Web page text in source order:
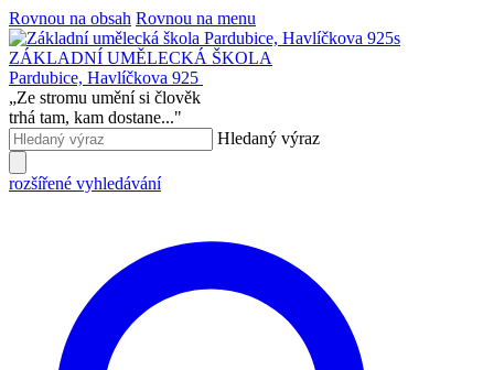
Rovnou na obsah Rovnou na menu
ZÁKLADNÍ UMĚLECKÁ ŠKOLA
Pardubice, Havlíčkova 925
„Ze stromu umění si člověk
trhá tam, kam dostane..."
Hledaný výraz
rozšířené vyhledávání